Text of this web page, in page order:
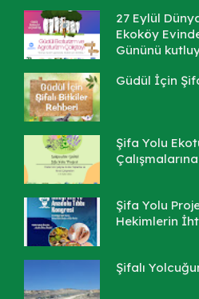
27 Eylül
Ekoköy
Gününü
Güdül İçin
Şifa Yolu
Şifa Yolu
Hekimlerin
Şifalı